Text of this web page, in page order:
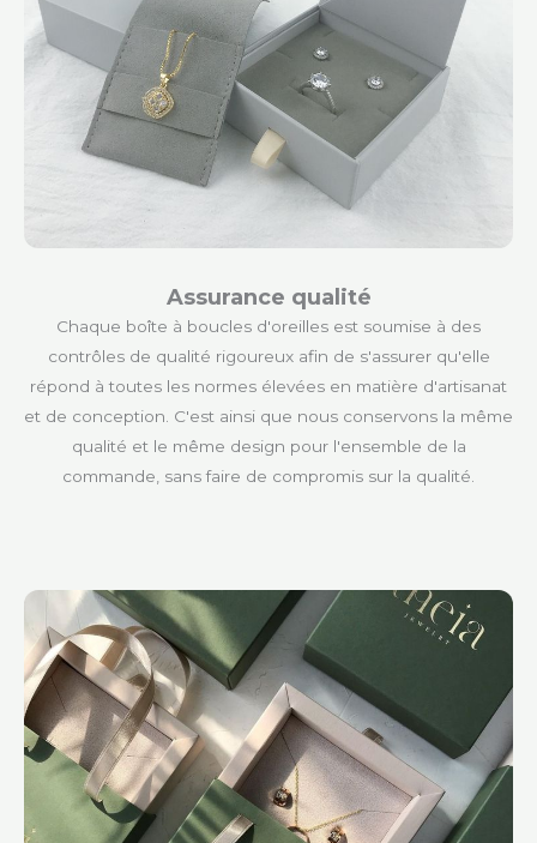
Assurance qualité
Chaque boîte à boucles d'oreilles est soumise à des
contrôles de qualité rigoureux afin de s'assurer qu'elle
répond à toutes les normes élevées en matière d'artisanat
et de conception. C'est ainsi que nous conservons la même
qualité et le même design pour l'ensemble de la
commande, sans faire de compromis sur la qualité.